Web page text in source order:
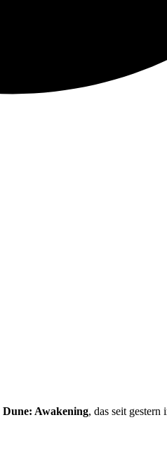
Dune: Awakening, das seit